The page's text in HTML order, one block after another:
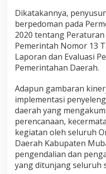
Dikatakannya,
berpedoman pada
2020 tentang
Pemerintah Nomor 13
Laporan dan Evaluasi
Pemerintahan Daerah.
Adapun gambaran
implementasi
daerah yang
perencanaan,
kegiatan oleh seluruh
Daerah Kabupaten
pengendalian dan
yang ditunjang seluruh